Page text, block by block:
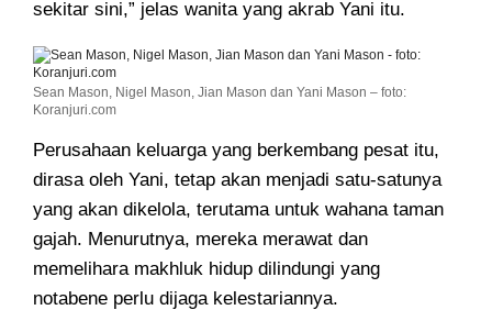
sekitar sini,” jelas wanita yang akrab Yani itu.
Sean Mason, Nigel Mason, Jian Mason dan Yani Mason – foto:
Koranjuri.com
Perusahaan keluarga yang berkembang pesat itu,
dirasa oleh Yani, tetap akan menjadi satu-satunya
yang akan dikelola, terutama untuk wahana taman
gajah. Menurutnya, mereka merawat dan
memelihara makhluk hidup dilindungi yang
notabene perlu dijaga kelestariannya.